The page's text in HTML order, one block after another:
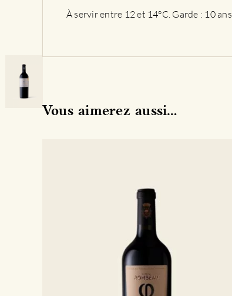
À servir entre 12 et 14°C. Garde : 10 ans.
Vous aimerez aussi…